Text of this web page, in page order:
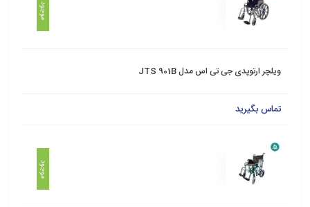
موجود
ویلچر ارتوپدی جی تی اس مدل JTS 901B
تماس بگیرید
موجود